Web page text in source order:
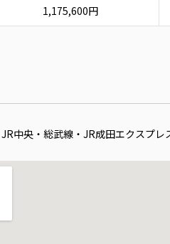
1,175,600円
中央・総武線・JR成田エクスプ